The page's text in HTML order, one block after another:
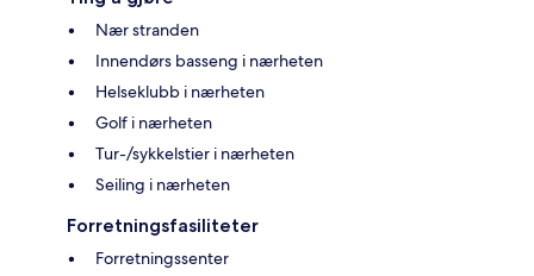
Nær stranden
Innendørs basseng i nærheten
Helseklubb i nærheten
Golf i nærheten
Tur-/sykkelstier i nærheten
Seiling i nærheten
Forretningsfasiliteter
Forretningssenter